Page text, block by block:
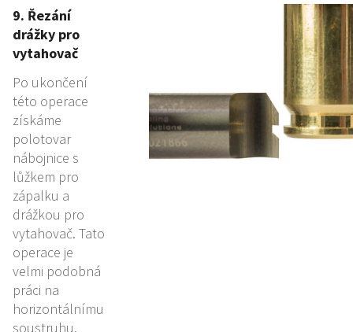
9. Řezání
drážky pro
vytahovač
Po ukončení
této operace
získáme
polotovar
nábojnice s
lůžkem pro
zápalku a
drážkou pro
vytahovač. Tato
operace je
velmi podobná
práci na
horizontálnímu
soustruhu.